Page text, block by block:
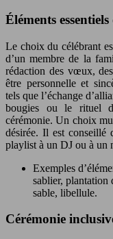
Éléments
Le choix du célébrant
d’un membre de la
rédaction des vœux,
être personnelle et
tels que l’échange
bougies ou le rituel
cérémonie. Un choix
désirée. Il est conseillé
playlist à un DJ ou à un
Exemples
sablier, plantation
sable, libellule.
Cérémonie